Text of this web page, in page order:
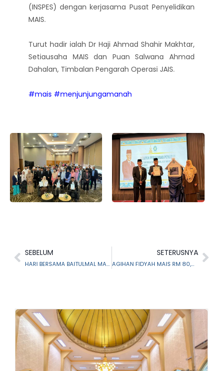
(INSPES) dengan kerjasama Pusat Penyelidikan
MAIS.
Turut hadir ialah Dr Haji Ahmad Shahir Makhtar,
Setiausaha MAIS dan Puan Salwana Ahmad
Dahalan, Timbalan Pengarah Operasi JAIS.
#mais #menjunjungamanah
SEBELUM
HARI BERSAMA BAITULMAL MAIS DI MASJID AL-KHAIRIYAH, TAMAN SERI GOMBAK
SETERUSNYA
AGIHAN FIDYAH MAIS RM 80,668.00 DIAGIH KEPADA 469 PENERIMA YANG LAYAK